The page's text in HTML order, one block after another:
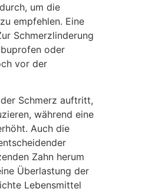
um die
empfehlen. Eine
Schmerzlinderung
oder
vor der
Schmerz auftritt,
während eine
Auch die
Zahn herum
Überlastung der
Lebensmittel